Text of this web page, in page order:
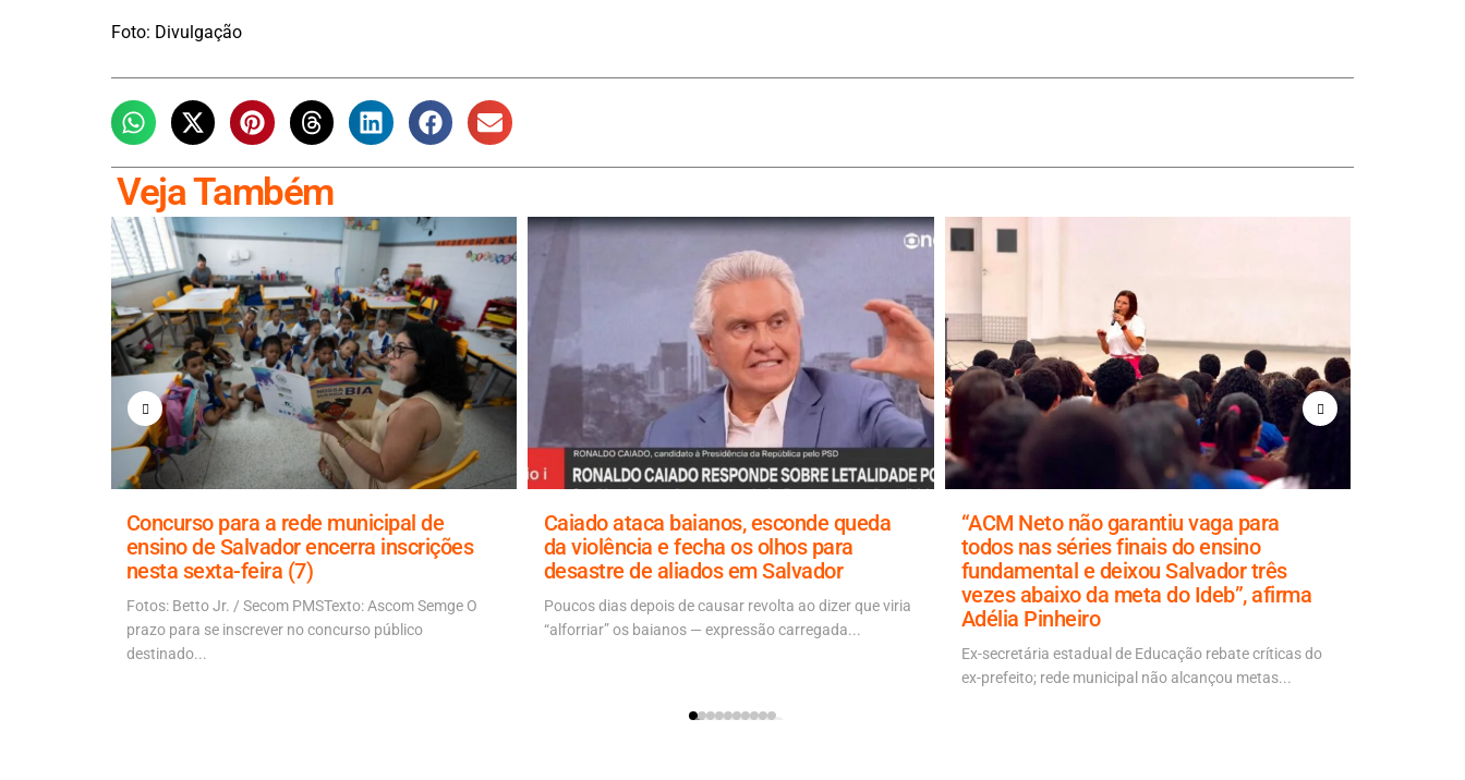
Foto: Divulgação
Veja Também
Concurso para a rede municipal de
ensino de Salvador encerra inscrições
nesta sexta-feira (7)
Fotos: Betto Jr. / Secom PMSTexto: Ascom Semge O
prazo para se inscrever no concurso público
destinado...
Caiado ataca baianos, esconde queda
da violência e fecha os olhos para
desastre de aliados em Salvador
Poucos dias depois de causar revolta ao dizer que viria
“alforriar” os baianos — expressão carregada...
“ACM Neto não garantiu vaga para
todos nas séries finais do ensino
fundamental e deixou Salvador três
vezes abaixo da meta do Ideb”, afirma
Adélia Pinheiro
Ex-secretária estadual de Educação rebate críticas do
ex-prefeito; rede municipal não alcançou metas...